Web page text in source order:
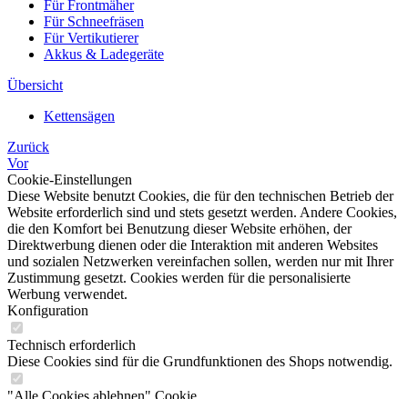
Für Frontmäher
Für Schneefräsen
Für Vertikutierer
Akkus & Ladegeräte
Übersicht
Kettensägen
Zurück
Vor
Cookie-Einstellungen
Diese Website benutzt Cookies, die für den technischen Betrieb der
Website erforderlich sind und stets gesetzt werden. Andere Cookies,
die den Komfort bei Benutzung dieser Website erhöhen, der
Direktwerbung dienen oder die Interaktion mit anderen Websites
und sozialen Netzwerken vereinfachen sollen, werden nur mit Ihrer
Zustimmung gesetzt. Cookies werden für die personalisierte
Werbung verwendet.
Konfiguration
Technisch erforderlich
Diese Cookies sind für die Grundfunktionen des Shops notwendig.
"Alle Cookies ablehnen" Cookie